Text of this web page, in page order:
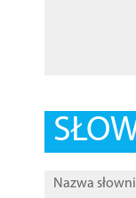
Nazwa